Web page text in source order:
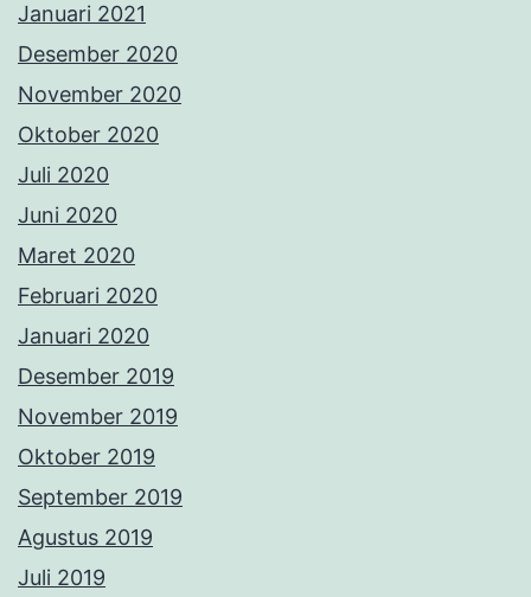
Januari 2021
Desember 2020
November 2020
Oktober 2020
Juli 2020
Juni 2020
Maret 2020
Februari 2020
Januari 2020
Desember 2019
November 2019
Oktober 2019
September 2019
Agustus 2019
Juli 2019